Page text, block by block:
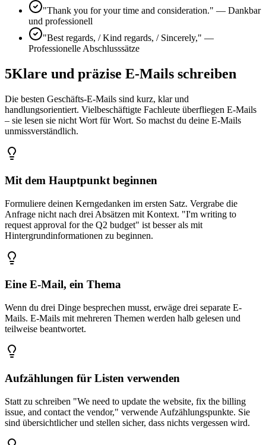
"Thank you for your time and consideration." — Dankbar
und professionell
"Best regards, / Kind regards, / Sincerely," —
Professionelle Abschlusssätze
5Klare und präzise E-Mails schreiben
Die besten Geschäfts-E-Mails sind kurz, klar und
handlungsorientiert. Vielbeschäftigte Fachleute überfliegen E-Mails
– sie lesen sie nicht Wort für Wort. So machst du deine E-Mails
unmissverständlich.
Mit dem Hauptpunkt beginnen
Formuliere deinen Kerngedanken im ersten Satz. Vergrabe die
Anfrage nicht nach drei Absätzen mit Kontext. "I'm writing to
request approval for the Q2 budget" ist besser als mit
Hintergrundinformationen zu beginnen.
Eine E-Mail, ein Thema
Wenn du drei Dinge besprechen musst, erwäge drei separate E-
Mails. E-Mails mit mehreren Themen werden halb gelesen und
teilweise beantwortet.
Aufzählungen für Listen verwenden
Statt zu schreiben "We need to update the website, fix the billing
issue, and contact the vendor," verwende Aufzählungspunkte. Sie
sind übersichtlicher und stellen sicher, dass nichts vergessen wird.